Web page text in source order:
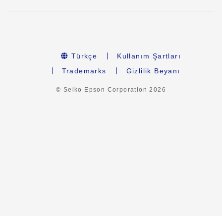
Türkçe
Kullanım Şartları
Trademarks
Gizlilik Beyanı
© Seiko Epson Corporation2026